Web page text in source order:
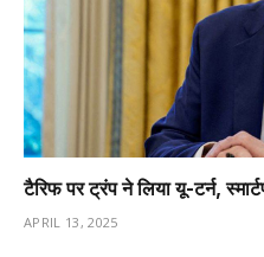
टैरिफ पर ट्रंप ने लिया यू-टर्न,
APRIL 13, 2025